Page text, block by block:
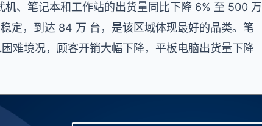
、笔记本和工作站的出货量同比下降 6% 至 500 万
定，到达 84 万 台，是该区域体现最好的品类。笔
难境况，顾客开销大幅下降，平板电脑出货量下降